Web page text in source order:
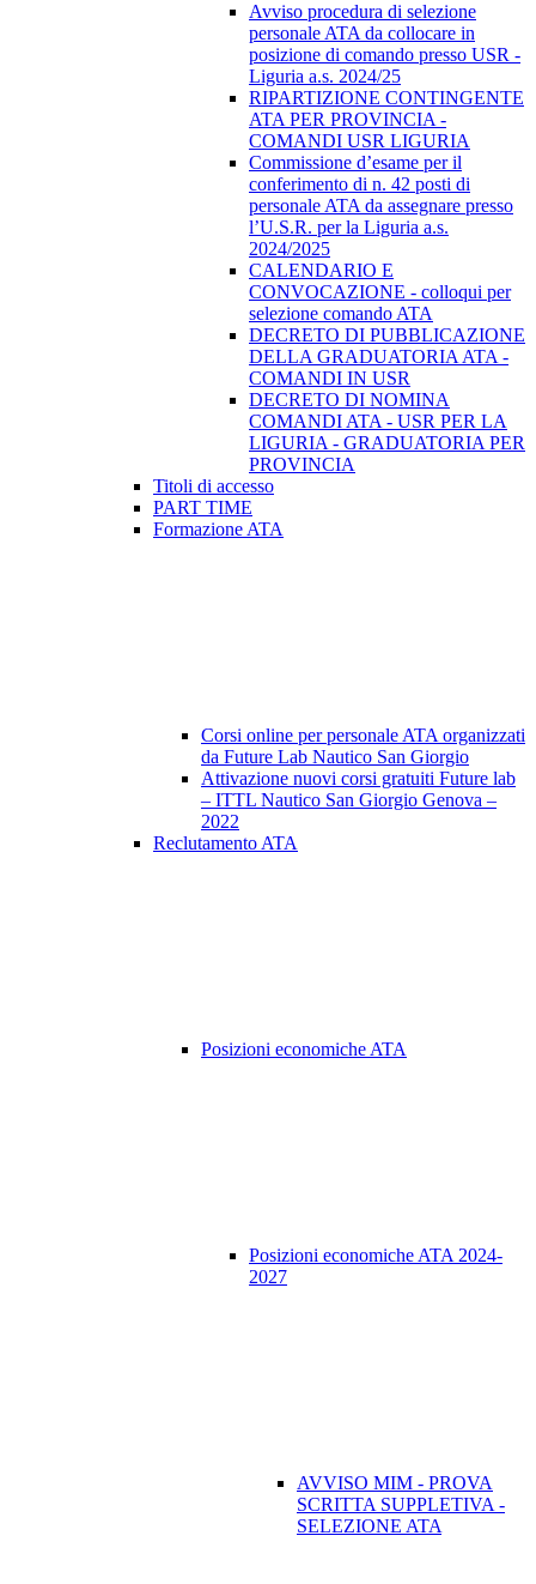
Avviso procedura di selezione
personale ATA da collocare in
posizione di comando presso USR -
Liguria a.s. 2024/25
RIPARTIZIONE CONTINGENTE
ATA PER PROVINCIA -
COMANDI USR LIGURIA
Commissione d’esame per il
conferimento di n. 42 posti di
personale ATA da assegnare presso
l’U.S.R. per la Liguria a.s.
2024/2025
CALENDARIO E
CONVOCAZIONE - colloqui per
selezione comando ATA
DECRETO DI PUBBLICAZIONE
DELLA GRADUATORIA ATA -
COMANDI IN USR
DECRETO DI NOMINA
COMANDI ATA - USR PER LA
LIGURIA - GRADUATORIA PER
PROVINCIA
Titoli di accesso
PART TIME
Formazione ATA
Corsi online per personale ATA organizzati
da Future Lab Nautico San Giorgio
Attivazione nuovi corsi gratuiti Future lab
– ITTL Nautico San Giorgio Genova –
2022
Reclutamento ATA
Posizioni economiche ATA
Posizioni economiche ATA 2024-
2027
AVVISO MIM - PROVA
SCRITTA SUPPLETIVA -
SELEZIONE ATA